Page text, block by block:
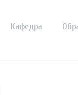
Кафедра